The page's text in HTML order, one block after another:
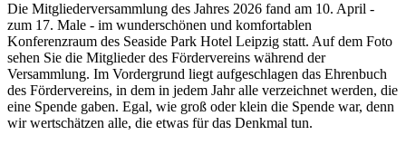
Die Mitgliederversammlung des Jahres 2026 fand am 10. April -
zum 17. Male - im wunderschönen und komfortablen
Konferenzraum des Seaside Park Hotel Leipzig statt. Auf dem Foto
sehen Sie die Mitglieder des Fördervereins während der
Versammlung. Im Vordergrund liegt aufgeschlagen das Ehrenbuch
des Fördervereins, in dem in jedem Jahr alle verzeichnet werden, die
eine Spende gaben. Egal, wie groß oder klein die Spende war, denn
wir wertschätzen alle, die etwas für das Denkmal tun.